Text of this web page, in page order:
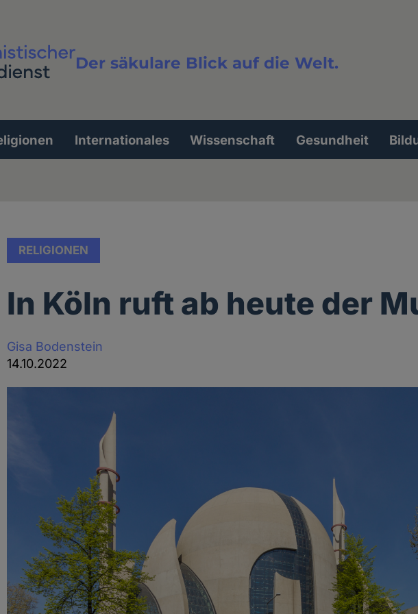
Der säkulare Blick auf die Welt.
Volltextsuche
Internationales Wissenschaft Gesundheit
RELIGIONEN
In Köln ruft ab heute der
Gisa Bodenstein
14.10.2022